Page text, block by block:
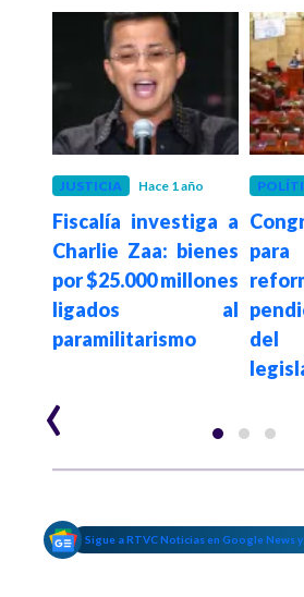
JUSTICIA Hace 1 año
Fiscalía investiga a
Charlie Zaa: bienes
por $25.000 millones
ligados al
paramilitarismo
del
‹
Sigue a RTVC Noticias en Google News